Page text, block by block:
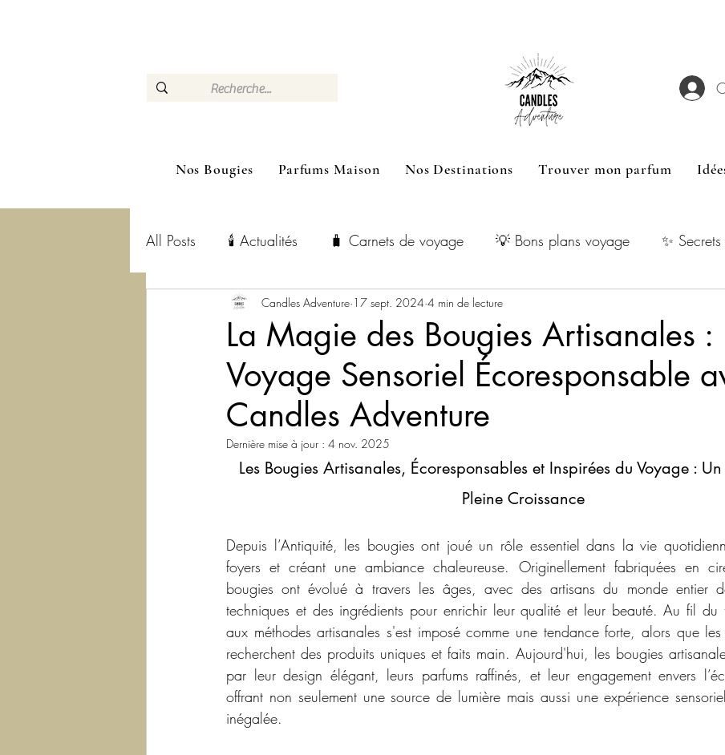
Nos Bougies Parfums Maison Nos Destinations Trouver mon parfum
All Posts 🕯️ Actualités 🧳 Carnets de voyage 💡 Bons plans voyage ✨
La Magie des Bougies Artisanales :
Voyage Sensoriel Écoresponsable
Candles Adventure
Candles Adventure 17 sept. 2024 4 min de lecture
Dernière mise à jour : 4 nov. 2025
Les Bougies Artisanales, Écoresponsables et Inspirées du Voyage :
Pleine Croissance
Depuis l’Antiquité, les bougies ont joué un rôle essentiel dans la vie
foyers et créant une ambiance chaleureuse. Originellement fabriquées en
bougies ont évolué à travers les âges, avec des artisans du monde entier
techniques et des ingrédients pour enrichir leur qualité et leur beauté. Au fil du
aux méthodes artisanales s'est imposé comme une tendance forte, alors que les
recherchent des produits uniques et faits main. Aujourd'hui, les bougies
par leur design élégant, leurs parfums raffinés, et leur engagement envers
offrant non seulement une source de lumière mais aussi une expérience
inégalée.